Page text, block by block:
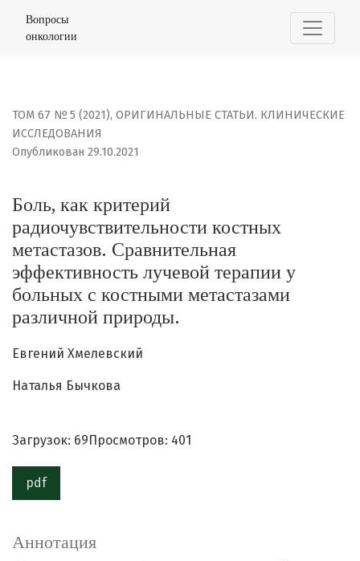
Боль, как критерий радиочувствительности
Вопросы
онкологии
ТОМ 67 № 5 (2021), ОРИГИНАЛЬНЫЕ СТАТЬИ. КЛИНИЧЕСКИЕ
ИССЛЕДОВАНИЯ
Боль, как критерий
радиочувствительности костных
метастазов. Сравнительная
эффективность лучевой терапии у
больных с костными метастазами
различной природы.
Опубликован 29.10.2021
Евгений Хмелевский
Наталья Бычкова
Загрузок: 69 Просмотров: 401
pdf
Аннотация